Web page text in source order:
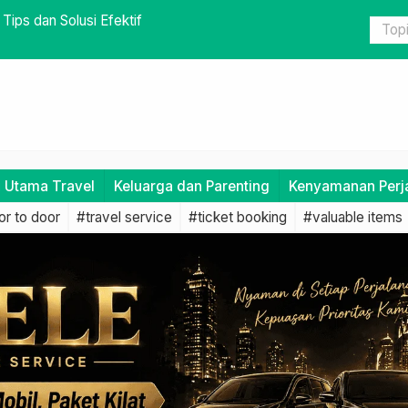
Dekat Saat Bepergian
Utama Travel Keluarga dan Parenting Kenyamanan
to door #travel service #ticket booking #valuable items